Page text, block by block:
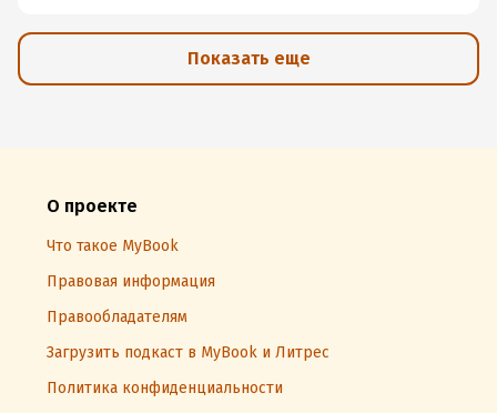
Показать еще
О проекте
Что такое MyBook
Правовая информация
Правообладателям
Загрузить подкаст в MyBook и Литрес
Политика конфиденциальности